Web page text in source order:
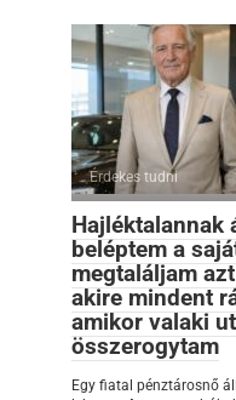
Érdekes tudni
Hajléktalannak
beléptem a
megtaláljam
akire mindent
amikor valaki
összerogytam
Egy fiatal pénztárosnő